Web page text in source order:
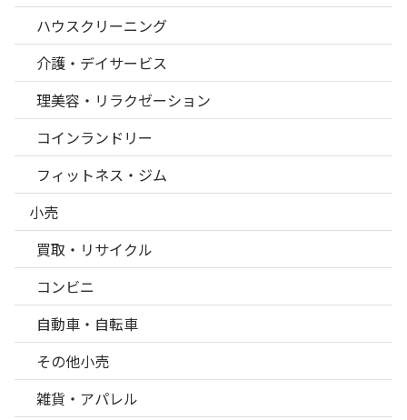
ハウスクリーニング
介護・デイサービス
理美容・リラクゼーション
コインランドリー
フィットネス・ジム
小売
買取・リサイクル
コンビニ
自動車・自転車
その他小売
雑貨・アパレル